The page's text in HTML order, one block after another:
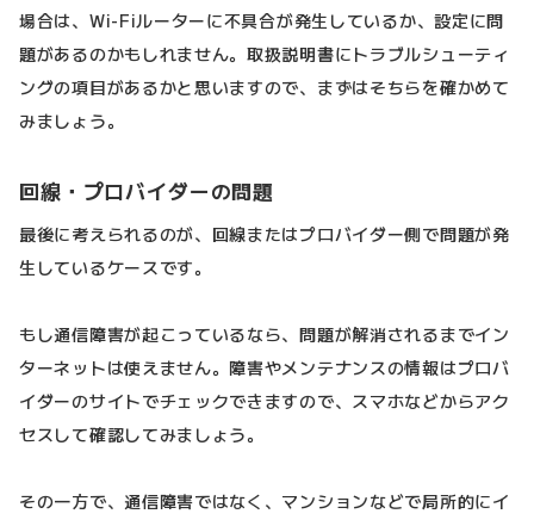
場合は、Wi-Fiルーターに不具合が発生しているか、設定に問
題があるのかもしれません。取扱説明書にトラブルシューティ
ングの項目があるかと思いますので、まずはそちらを確かめて
みましょう。
回線・プロバイダーの問題
最後に考えられるのが、回線またはプロバイダー側で問題が発
生しているケースです。
もし通信障害が起こっているなら、問題が解消されるまでイン
ターネットは使えません。障害やメンテナンスの情報はプロバ
イダーのサイトでチェックできますので、スマホなどからアク
セスして確認してみましょう。
その一方で、通信障害ではなく、マンションなどで局所的にイ